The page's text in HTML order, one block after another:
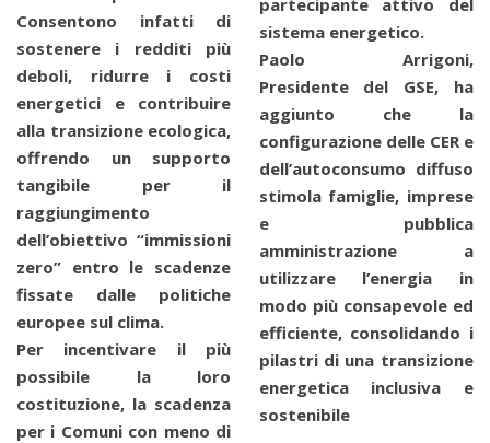
Consentono infatti di
sostenere i redditi più
deboli, ridurre i costi
energetici e contribuire
alla transizione ecologica,
offrendo un supporto
tangibile per il
raggiungimento
dell’obiettivo “immissioni
zero” entro le scadenze
fissate dalle politiche
europee sul clima.
Per incentivare il più
possibile la loro
costituzione, la scadenza
per i Comuni con meno di
partecipante attivo del
sistema energetico.
Paolo Arrigoni,
Presidente del GSE, ha
aggiunto che la
configurazione delle CER e
dell’autoconsumo diffuso
stimola famiglie, imprese
e pubblica
amministrazione a
utilizzare l’energia in
modo più consapevole ed
efficiente, consolidando i
pilastri di una transizione
energetica inclusiva e
sostenibile